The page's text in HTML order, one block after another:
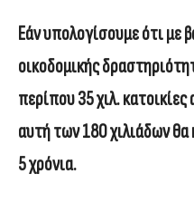
Εάν υπολογίσουμε ότι με
οικοδομικής
περίπου 35 χιλ.
αυτή των 180 χιλιάδων
5 χρόνια.